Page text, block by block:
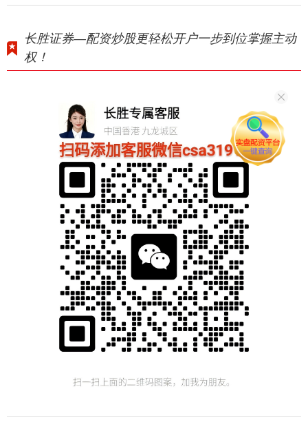
长胜证券—配资炒股更轻松开户一步到位掌握主动
权！